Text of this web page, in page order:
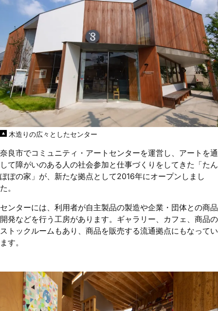
木造りの広々としたセンター
奈良市でコミュニティ・アートセンターを運営し、アートを通
して障がいのある人の社会参加と仕事づくりをしてきた「たん
ぽぽの家」が、新たな拠点として2016年にオープンしまし
た。
センターには、利用者が自主製品の製造や企業・団体との商品
開発などを行う工房があります。ギャラリー、カフェ、商品の
ストックルームもあり、商品を販売する流通拠点にもなってい
ます。